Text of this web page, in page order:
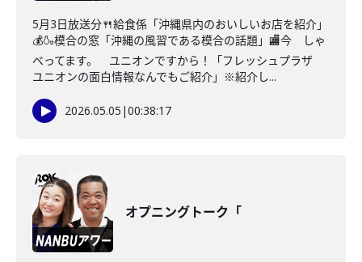
5月3日放送分🍴給食係「沖縄県内のおいしいお店を紹介」
💰🍶模合の窓「沖縄の風習である模合の話題」🏬今 しゃ
べってます。 ユニオンですから！「フレッシュプラザ
ユニオンの面白情報なんでもご紹介」※紹介し...
2026.05.05 |00:38:17
オプニングトーク「